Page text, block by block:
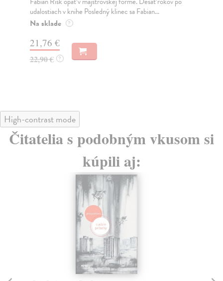
udalostiach v knihe Posledný klinec sa Fabian...
Na sklade ?
21,76 €
22,90 € ?
High-contrast mode
Čitatelia s podobným vkusom si
kúpili aj: